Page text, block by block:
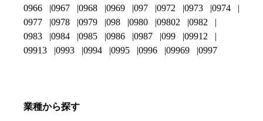
0966
0967 0968 0969 097 0972 0973
0974
0977
0978 0979 098 0980 09802
0982
0983
0984 0985 0986 0987 099
09912
09913
0993 0994 0995 0996 09969 0997
業種から探す